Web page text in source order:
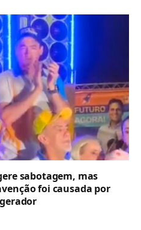
sabotagem, mas
foi causada por